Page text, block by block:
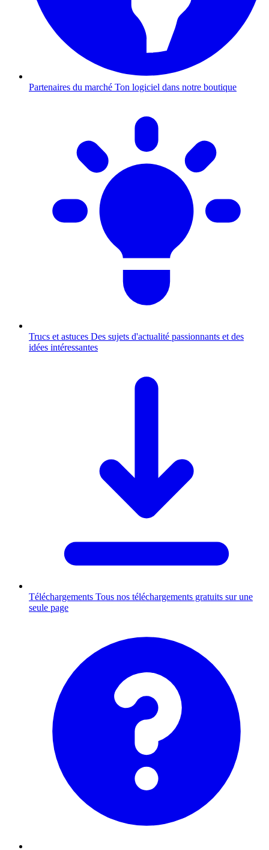
Partenaires du marché Ton logiciel dans notre boutique
Trucs et astuces Des sujets d'actualité passionnants et des
idées intéressantes
Téléchargements Tous nos téléchargements gratuits sur une
seule page